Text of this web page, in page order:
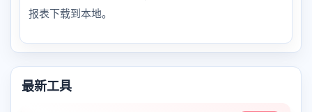
报表下载到本地。
最新工具